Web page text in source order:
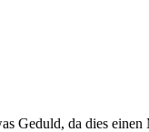
Geduld, da dies einen